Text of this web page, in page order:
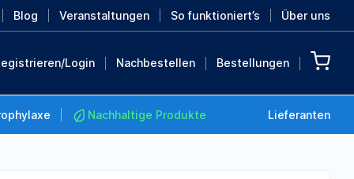
Blog Veranstaltungen So funktioniert’s Über uns
Login Nachbestellen Bestellungen
Nachhaltige Produkte Lieferanten